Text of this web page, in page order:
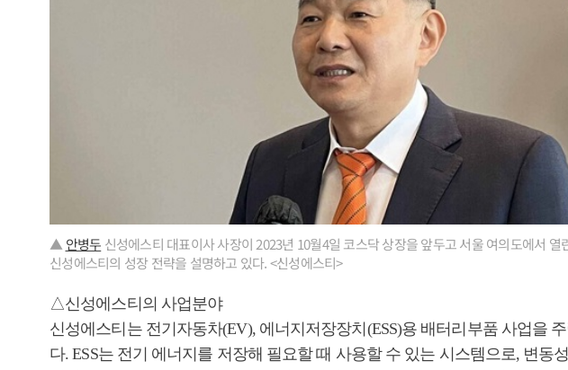
▲ 안병두 신성에스티 대표이사 사장이 2023년 10월4일 코스닥 상장을 앞두고 서울 여의도에서 열
신성에스티의 성장 전략을 설명하고 있다. <신성에스티>
△신성에스티의 사업분야
신성에스티는 전기자동차(EV), 에너지저장장치(ESS)용 배터리부품 사업을
다. ESS는 전기 에너지를 저장해 필요할 때 사용할 수 있는 시스템으로, 변동